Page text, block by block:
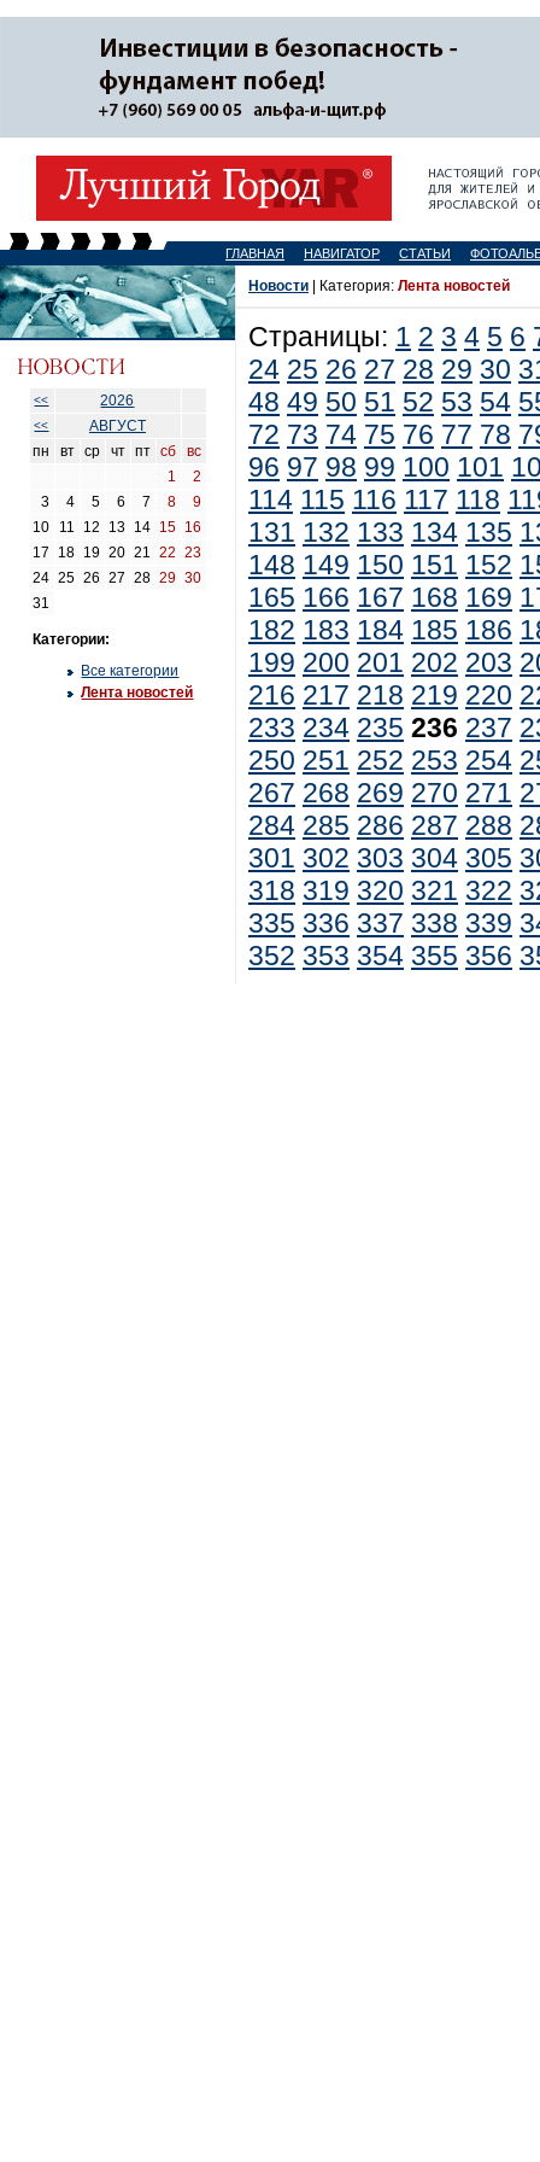
ГЛАВНАЯ НАВИГАТОР СТАТЬИ
<< 2026
<<
АВГУСТ
пн
вт ср чт пт сб
вс
1
2
3
4 5 6 7 8
9
10
11 12 13 14 15 16
17
18 19 20 21 22
23
24 25 26 27 28 29 30
31
Категории:
Все категории
Лента новостей
Новости | Категория: Лента новостей
Страницы: 1 2 3 4 5 6
24 25 26 27 28 29 30
48 49 50 51 52 53 54
72 73 74 75 76 77 78
96 97 98 99 100 101
114 115 116 117 118
131 132 133 134 135
148 149 150 151 152
165 166 167 168 169
182 183 184 185 186
199 200 201 202 203
216 217 218 219 220
233 234 235 236 237
250 251 252 253 254
267 268 269 270 271
284 285 286 287 288
301 302 303 304 305
318 319 320 321 322
335 336 337 338 339
352 353 354 355 356